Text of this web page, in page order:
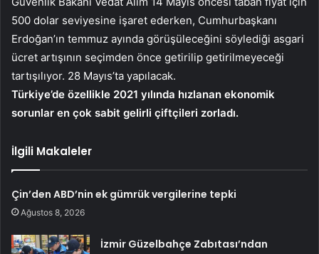
500 dolar seviyesine işaret ederken, Cumhurbaşkanı
Erdoğan’ın temmuz ayında görüşüleceğini söylediği asgari
ücret artışının seçimden önce getirilip getirilmeyeceği
tartışılıyor. 28 Mayıs’ta yapılacak.
Türkiye’de özellikle 2021 yılında hızlanan ekonomik
sorunlar en çok sabit gelirli çiftçileri zorladı.
İlgili Makaleler
Çin’den ABD’nin ek gümrük vergilerine tepki
Ağustos 8, 2026
İzmir Güzelbahçe Zabıtası’ndan